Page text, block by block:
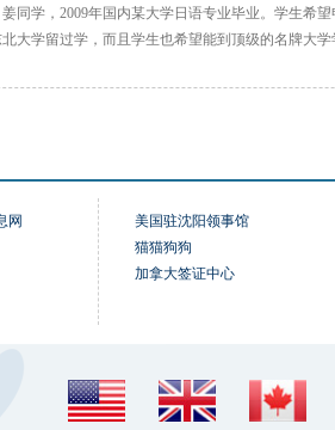
同学，2009年国内某大学日语专业毕业。学生希
北大学留过学，而且学生也希望能到顶级的名牌大
网
美国驻沈阳领事馆
猫猫狗狗
加拿大签证中心